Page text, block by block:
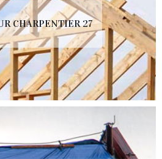
CHARPENTIER 27